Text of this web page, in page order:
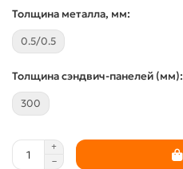
Толщина металла, мм:
0.5/0.5
Толщина сэндвич-панелей (мм):
300